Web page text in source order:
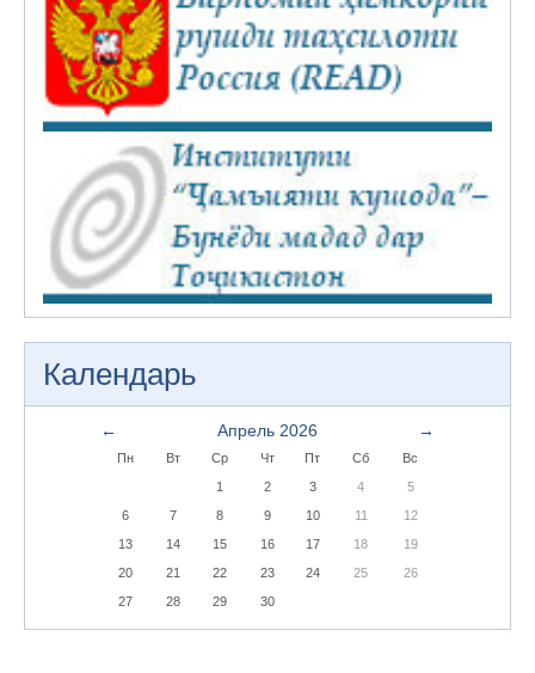
Календарь
← Апрель 2026 →
Пн Вт Ср Чт Пт Сб
Вс
1
2 3 4
5
6
7 8 9 10 11
12
13
14 15 16 17 18
19
20
21 22 23 24 25
26
27
28 29 30